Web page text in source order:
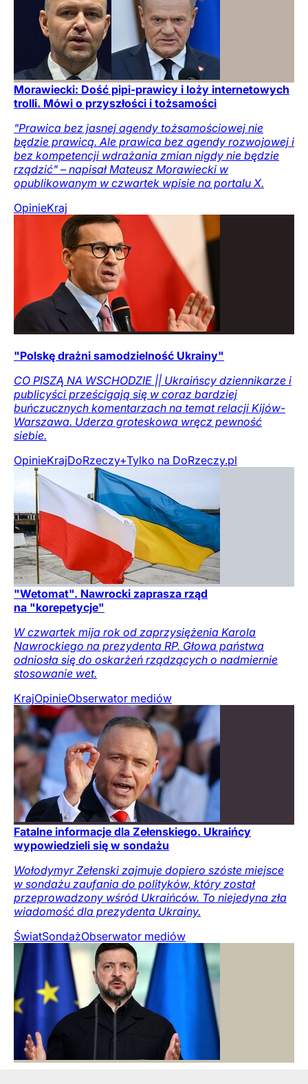
Morawiecki: Dość pipi-prawicy i loży internetowych
trolli. Mówi o przyszłości i tożsamości
"Prawica bez jasnej agendy tożsamościowej nie
będzie prawicą. Ale prawica bez agendy rozwojowej i
bez kompetencji wdrażania zmian nigdy nie będzie
rządzić" – napisał Mateusz Morawiecki w
opublikowanym w czwartek wpisie na portalu X.
OpinieKraj
"Polskę drażni samodzielność Ukrainy"
CO PISZĄ NA WSCHODZIE || Ukraińscy dziennikarze i
publicyści prześcigają się w coraz bardziej
buńczucznych komentarzach na temat relacji Kijów-
Warszawa. Uderza groteskowa wręcz pewność
siebie.
OpinieKrajDoRzeczy+Tylko na DoRzeczy.pl
"Wetomat". Nawrocki zaprasza rząd
na "korepetycje"
W czwartek mija rok od zaprzysiężenia Karola
Nawrockiego na prezydenta RP. Głowa państwa
odniosła się do oskarżeń rządzących o nadmiernie
stosowanie wet.
KrajOpinieObserwator mediów
Fatalne informacje dla Zełenskiego. Ukraińcy
wypowiedzieli się w sondażu
Wołodymyr Zełenski zajmuje dopiero szóste miejsce
w sondażu zaufania do polityków, który został
przeprowadzony wśród Ukraińców. To niejedyna zła
wiadomość dla prezydenta Ukrainy.
ŚwiatSondażObserwator mediów